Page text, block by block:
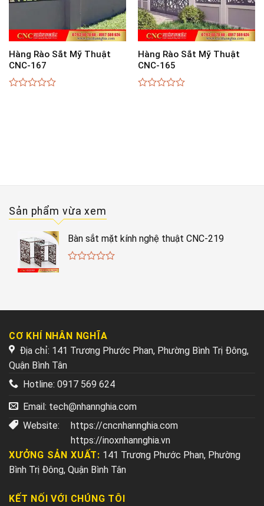
Hàng Rào Sắt Mỹ Thuật
CNC-167
Hàng Rào Sắt Mỹ Thuật
CNC-165
Sản phẩm vừa xem
Bàn sắt mặt kính nghệ thuật CNC-219
CƠ KHÍ NHÂN NGHĨA
Địa chỉ: 141 Trương Phước Phan, Phường Bình Trị Đông,
Quận Bình Tân
Hotline: 0917 569 624
Email: tech@nhannghia.com
Website:
https://cncnhannghia.com
https://inoxnhannghia.vn
XƯỞNG SẢN XUẤT: 141 Trương Phước Phan, Phường
Bình Trị Đông, Quận Bình Tân
KẾT NỐI VỚI CHÚNG TÔI